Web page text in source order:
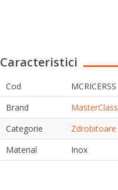
Caracteristici
Cod
MCRICERSS
Brand
MasterClass
Categorie
Zdrobitoare
Material
Inox